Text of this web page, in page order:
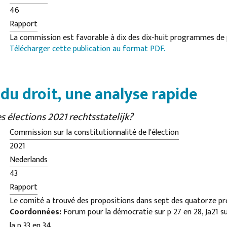
46
Rapport
La commission est favorable à dix des dix-huit programmes de
trouvé des couples qui ne respectaient pas les normes
les programmes des partis examinés soulèvent un ou plusieurs
La disqualification rouge concerne principalement les
de l'immigration-
tion et asile, comme le recours à ce que l'on appelle les quotas
imposer des peines minimales plus sévères, qui garantit
la capacité du juge à administrer la justice dans des cas
les propositions ont également été reçues en rouge parce
ouvertement
de certains groupes de citoyens ou se voient refuser l’accès à
gêné.
Télécharger cette publication au format PDF.
droit, une analyse rapide
élections 2021 rechtsstatelijk?
Commission sur la constitutionnalité de l'élection
2021
Nederlands
43
Rapport
Le comité a trouvé des propositions dans sept des quatorze
partis examinés qui ne passent pas le test par rapport aux
Coordonnées:Forum pour la démocratie sur p 27 en 28, Ja21